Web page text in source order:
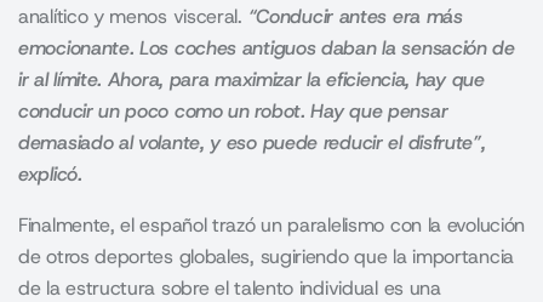
analítico y menos visceral. “Conducir antes era más
emocionante. Los coches antiguos daban la sensación de
ir al límite. Ahora, para maximizar la eficiencia, hay que
conducir un poco como un robot. Hay que pensar
demasiado al volante, y eso puede reducir el disfrute”,
explicó.
Finalmente, el español trazó un paralelismo con la evolución
de otros deportes globales, sugiriendo que la importancia
de la estructura sobre el talento individual es una